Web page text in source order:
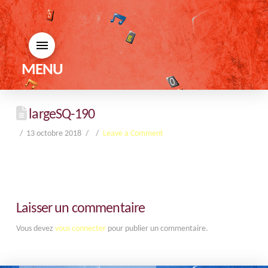
MENU
largeSQ-190
13 octobre 2018 Leave a Comment
Laisser un commentaire
Vous devez vous connecterpour publier un commentaire.